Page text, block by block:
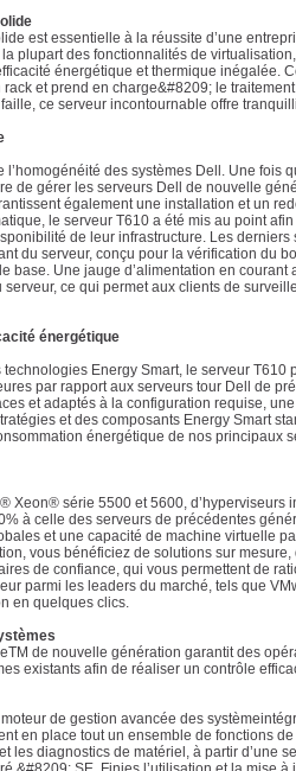
est essentielle à la réussite d’une
plupart des fonctionnalités de
énergétique et thermique inégalée.
et prend en charge&#8209; le
ce serveur incontournable offre
l’homogénéité des systèmes Dell. Une
de gérer les serveurs Dell de nouvelle
également une installation et un
le serveur T610 a été mis au point
de leur infrastructure. Les
du serveur, conçu pour la vérification du
base. Une jauge d’alimentation en
ce qui permet aux clients de
énergétique
technologies Energy Smart, le serveur
par rapport aux serveurs tour Dell de
et adaptés à la configuration requise,
et des composants Energy Smart
énergétique de nos principaux
Xeon® série 5500 et 5600, d’hyperviseurs
à celle des serveurs de précédentes
et une capacité de machine virtuelle
vous bénéficiez de solutions sur
de confiance, qui vous permettent de
parmi les leaders du marché, tels que
en quelques clics.
de nouvelle génération garantit des
existants afin de réaliser un contrôle
de gestion avancée des
en place tout un ensemble de fonctions
les diagnostics de matériel, à partir d’une